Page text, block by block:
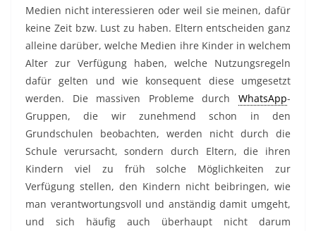
Medien nicht interessieren oder weil sie meinen, dafür
keine Zeit bzw. Lust zu haben. Eltern entscheiden ganz
alleine darüber, welche Medien ihre Kinder in welchem
Alter zur Verfügung haben, welche Nutzungsregeln
dafür gelten und wie konsequent diese umgesetzt
werden. Die massiven Probleme durch WhatsApp-
Gruppen, die wir zunehmend schon in den
Grundschulen beobachten, werden nicht durch die
Schule verursacht, sondern durch Eltern, die ihren
Kindern viel zu früh solche Möglichkeiten zur
Verfügung stellen, den Kindern nicht beibringen, wie
man verantwortungsvoll und anständig damit umgeht,
und sich häufig auch überhaupt nicht darum